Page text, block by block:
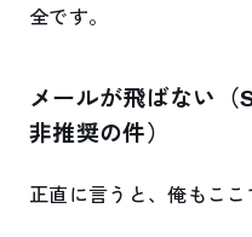
全です。
メールが飛ばない
非推奨の件）
正直に言うと、俺もここ